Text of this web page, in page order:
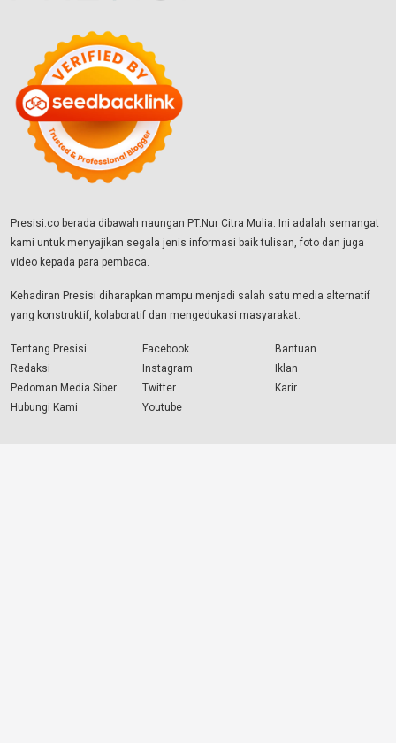
Presisi.co berada dibawah naungan PT.Nur Citra Mulia. Ini adalah semangat
kami untuk menyajikan segala jenis informasi baik tulisan, foto dan juga
video kepada para pembaca.
Kehadiran Presisi diharapkan mampu menjadi salah satu media alternatif
yang konstruktif, kolaboratif dan mengedukasi masyarakat.
Tentang Presisi
Redaksi
Pedoman Media Siber
Hubungi Kami
Facebook
Instagram
Twitter
Youtube
Bantuan
Iklan
Karir